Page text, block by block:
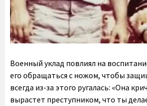
Военный уклад повлиял на
его обращаться с ножом, чтобы
всегда из-за этого ругалась: «Она
вырастет преступником, что ты